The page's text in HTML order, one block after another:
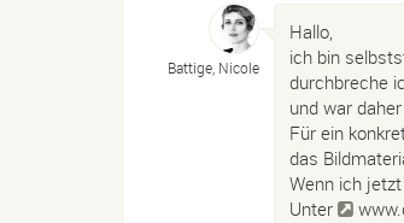
Battige, Nicole
Hallo,
ich bin
durchbreche
und war
Für ein
das
Wenn ich
Unter